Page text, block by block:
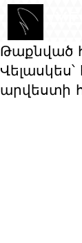
Թաքնված
արվեստի